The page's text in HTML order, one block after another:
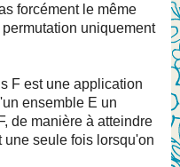
forcément le même
uniquement
F est une application
ensemble E un
de manière à atteindre
seule fois lorsqu'on